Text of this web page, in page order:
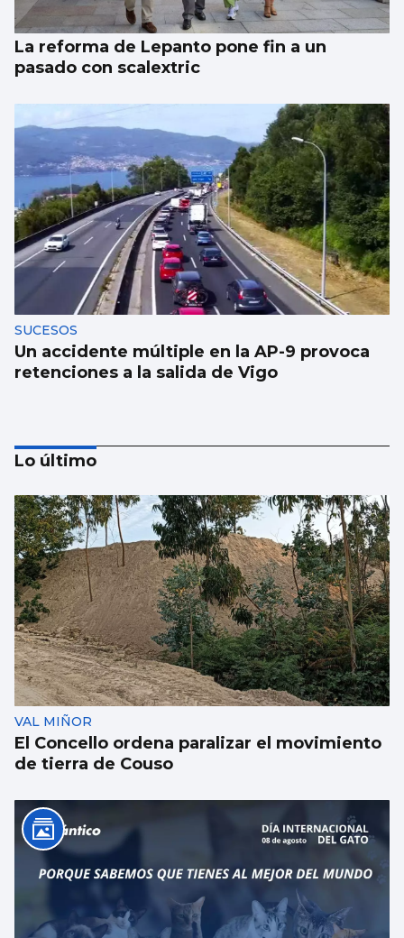
La reforma de Lepanto pone fin a un
pasado con scalextric
SUCESOS
Un accidente múltiple en la AP-9 provoca
retenciones a la salida de Vigo
Luz verde definitiva al vial de acceso para
el CEIP Párroco Don Camilo
Lo último
VAL MIÑOR
El Concello ordena paralizar el movimiento
de tierra de Couso